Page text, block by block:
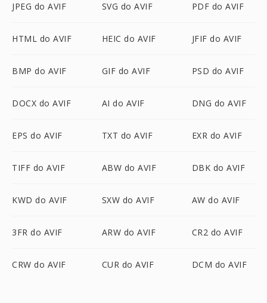
JPEG do AVIF SVG do AVIF PDF do AVIF
HTML do AVIF HEIC do AVIF JFIF do AVIF
BMP do AVIF GIF do AVIF PSD do AVIF
DOCX do AVIF AI do AVIF DNG do AVIF
EPS do AVIF TXT do AVIF EXR do AVIF
TIFF do AVIF ABW do AVIF DBK do AVIF
KWD do AVIF SXW do AVIF AW do AVIF
3FR do AVIF ARW do AVIF CR2 do AVIF
CRW do AVIF CUR do AVIF DCM do AVIF